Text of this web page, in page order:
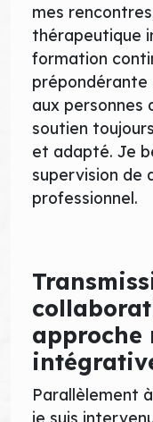
mes
thérapeutique
formation
aux personnes
soutien
et adapté. Je
supervision de
professionnel.
approche
Parallèlement
je suis